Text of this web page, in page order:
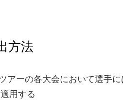
方法
アーの各大会において選手
用する